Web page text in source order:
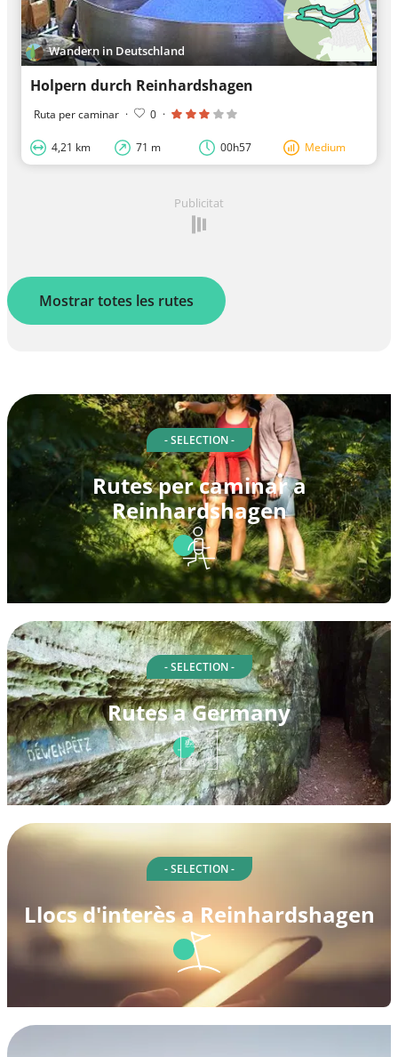
Wandern in Deutschland
Holpern durch Reinhardshagen
Ruta per caminar · 0 ·
4,21 km 71 m 00h57 Medium
Publicitat
Mostrar totes les rutes
- SELECTION -
Rutes per caminar a
Reinhardshagen
- SELECTION -
Rutes a Germany
- SELECTION -
Llocs d'interès a Reinhardshagen